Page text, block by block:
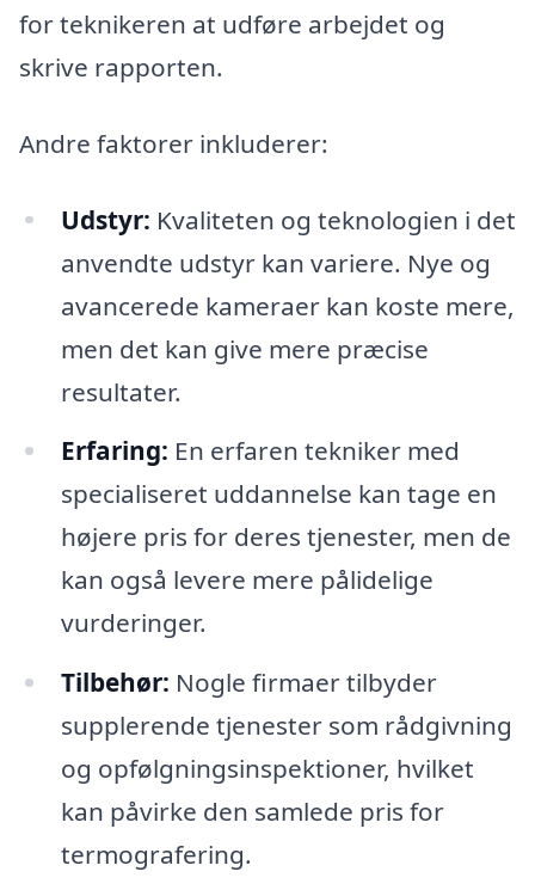
for teknikeren at udføre arbejdet og
skrive rapporten.
Andre faktorer inkluderer:
Udstyr: Kvaliteten og teknologien i det
anvendte udstyr kan variere. Nye og
avancerede kameraer kan koste mere,
men det kan give mere præcise
resultater.
Erfaring: En erfaren tekniker med
specialiseret uddannelse kan tage en
højere pris for deres tjenester, men de
kan også levere mere pålidelige
vurderinger.
Tilbehør: Nogle firmaer tilbyder
supplerende tjenester som rådgivning
og opfølgningsinspektioner, hvilket
kan påvirke den samlede pris for
termografering.